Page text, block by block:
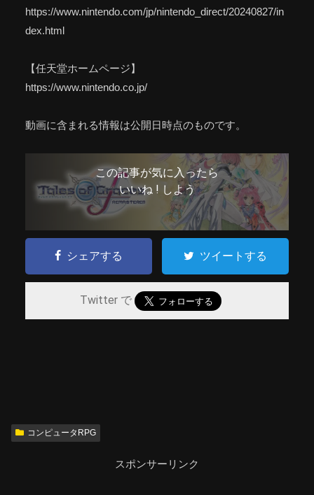
https://www.nintendo.com/jp/nintendo_direct/20240827/in
dex.html
【任天堂ホームページ】
https://www.nintendo.co.jp/
動画に含まれる情報は公開日時点のものです。
この記事が気に入ったら
いいね ! しよう
シェアする ツイートする
Twitter で
コンピュータRPG
スポンサーリンク